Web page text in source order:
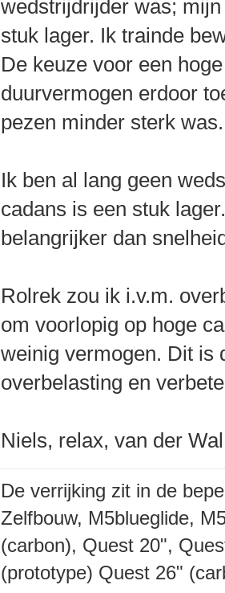
wedstrijdrijder was;
stuk lager. Ik trainde
De keuze voor een
duurvermogen erdoor
pezen minder sterk was.
Ik ben al lang geen
cadans is een stuk
belangrijker dan
Rolrek zou ik i.v.m.
om voorlopig op hoge
weinig vermogen. Dit is
overbelasting en
Niels, relax, van der Wal
De verrijking zit in de
Zelfbouw, M5blueglide,
(carbon), Quest 20",
(prototype) Quest 26"